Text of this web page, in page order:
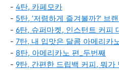
- 4탄, 카페모카
- 5탄, ’저렴하게 즐겨볼까?' 브
- 6탄, 슈퍼마켓, 인스턴트 커피
- 7탄, 내 입맛은 달콤 아메리카
- 8탄, 아메리카노 편_두번째
- 9탄, 간편한 드립백 커피, 뭐가